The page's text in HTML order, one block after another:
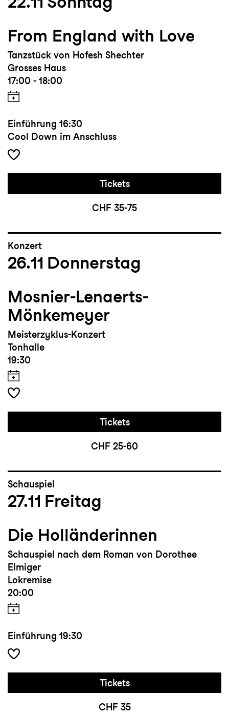
From England with Love
Tanzstück von Hofesh Shechter
Grosses Haus
17:00 - 18:00
Einführung 16:30
Cool Down im Anschluss
Tickets
CHF 35-75
Konzert
26.11 Donnerstag
Mosnier-Lenaerts-
Mönkemeyer
Meisterzyklus-Konzert
Tonhalle
19:30
Tickets
CHF 25-60
Schauspiel
27.11 Freitag
Die Holländerinnen
Schauspiel nach dem Roman von Dorothee
Elmiger
Lokremise
20:00
Einführung 19:30
Tickets
CHF 35